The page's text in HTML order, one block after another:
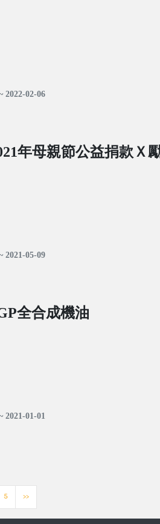
2022-02-06
年母親節公益捐款Ｘ
2021-05-09
全合成機油
2021-01-01
5 >>